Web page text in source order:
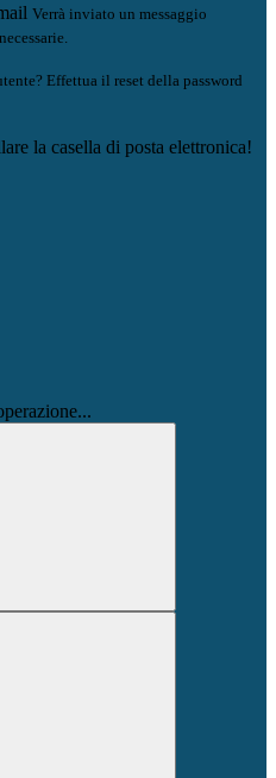
Verrà inviato un messaggio
Effettua il reset della password
la casella di posta elettronica!